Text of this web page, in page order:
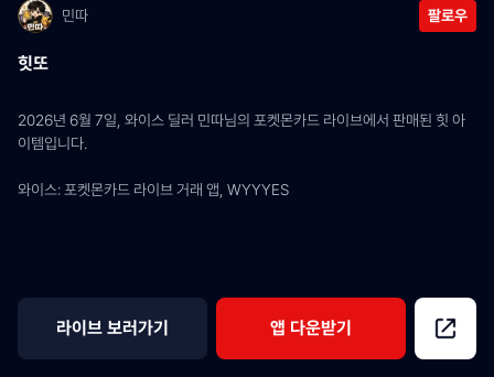
민따 팔로우
힛또
2026년 6월 7일, 와이스 딜러 민따님의 포켓몬카드 라이브에서 판매된 힛 아
이템입니다.
와이스: 포켓몬카드 라이브 거래 앱, WYYYES
라이브 보러가기 앱 다운받기